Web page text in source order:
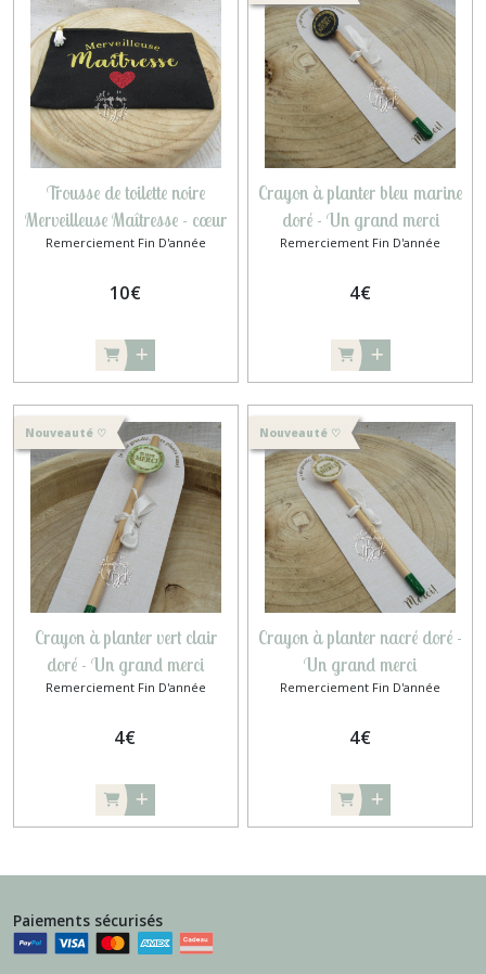
Trousse de toilette noire
Merveilleuse Maîtresse - cœur
rouge
Remerciement Fin D'année
10€
Crayon à planter bleu marine
doré - Un grand merci
Remerciement Fin D'année
4€
Nouveauté ♡
Crayon à planter vert clair
doré - Un grand merci
Remerciement Fin D'année
4€
Nouveauté ♡
Crayon à planter nacré doré -
Un grand merci
Remerciement Fin D'année
4€
Paiements sécurisés